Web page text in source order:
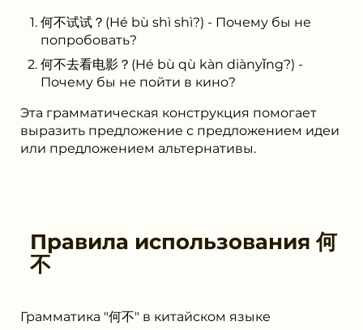
何不试试？(Hé bù shì shì?) - Почему бы не
попробовать?
何不去看电影？(Hé bù qù kàn diànyǐng?) -
Почему бы не пойти в кино?
Эта грамматическая конструкция помогает
выразить предложение с предложением идеи
или предложением альтернативы.
Правила использования何
不
Грамматика "何不" в китайском языке